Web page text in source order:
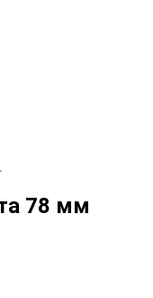
78 мм